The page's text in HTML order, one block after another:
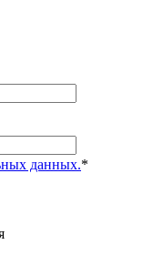
данных.*